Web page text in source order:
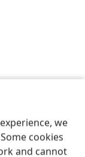
we
cookies
and cannot